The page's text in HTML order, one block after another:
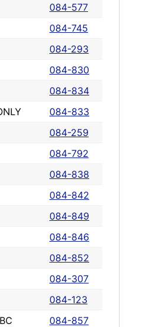
084-577
084-745
084-293
084-830
084-834
084-833
084-259
084-792
084-838
084-842
084-849
084-846
084-852
084-307
084-123
084-857